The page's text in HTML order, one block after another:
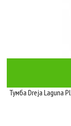
Тумба Dreja Laguna